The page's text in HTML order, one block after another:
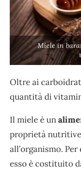
Miele in
Oltre ai
quantità di
Il miele è un
proprietà
all’organismo.
esso è costituito